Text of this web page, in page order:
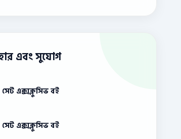
এবং সুযোগ
এক্সক্লুসিভ বই
এক্সক্লুসিভ বই